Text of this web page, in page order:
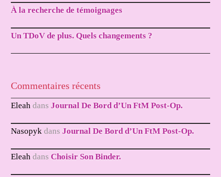
À la recherche de témoignages
Un TDoV de plus. Quels changements ?
Commentaires récents
Eleah dansJournal De Bord d’Un FtM Post-Op.
Nasopyk dansJournal De Bord d’Un FtM Post-Op.
Eleah dansChoisir Son Binder.